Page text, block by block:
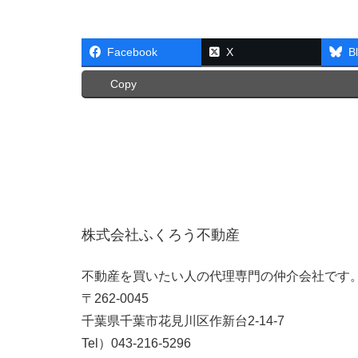
Facebook X
Copy
株式会社ふくろう不動産
不動産を買いたい人の代理専門の仲介会社です。
〒262-0045
千葉県千葉市花見川区作新台2-14-7
Tel）043-216-5296